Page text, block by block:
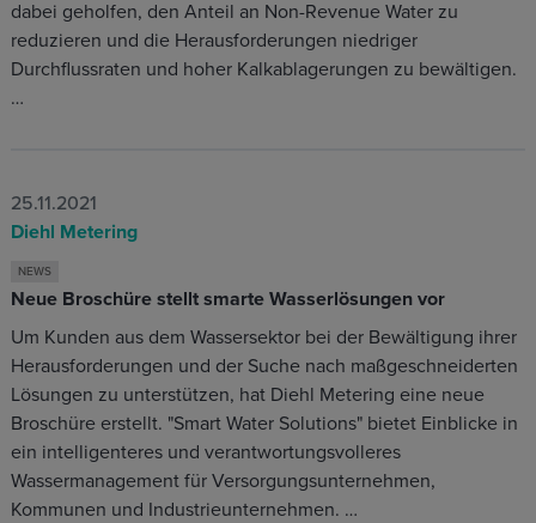
dabei geholfen, den Anteil an Non-Revenue Water zu
reduzieren und die Herausforderungen niedriger
Durchflussraten und hoher Kalkablagerungen zu bewältigen.
…
25.11.2021
Diehl Metering
NEWS
Neue Broschüre stellt smarte Wasserlösungen vor
Um Kunden aus dem Wassersektor bei der Bewältigung ihrer
Herausforderungen und der Suche nach maßgeschneiderten
Lösungen zu unterstützen, hat Diehl Metering eine neue
Broschüre erstellt. "Smart Water Solutions" bietet Einblicke in
ein intelligenteres und verantwortungsvolleres
Wassermanagement für Versorgungsunternehmen,
Kommunen und Industrieunternehmen. …